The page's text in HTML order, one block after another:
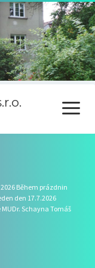
otevřít
menu
Během prázdnin
den 17.7.2026
Schayna Tomáš